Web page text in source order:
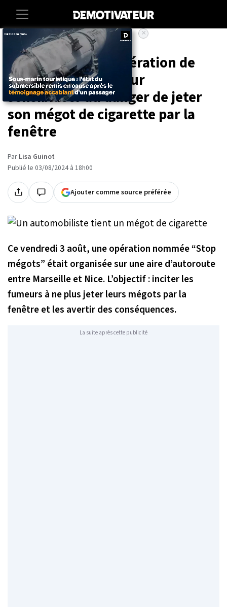
Societe Environnement
Autoroute : une opération de
grande ampleur pour
sensibiliser au danger de jeter
son mégot de cigarette par la
fenêtre
Par Lisa Guinot
Publié le 03/08/2024 à 18h00
Ajouter comme source préférée
Ce vendredi 3 août, une opération nommée “Stop
mégots” était organisée sur une aire d’autoroute
entre Marseille et Nice. L’objectif : inciter les
fumeurs à ne plus jeter leurs mégots par la
fenêtre et les avertir des conséquences.
La suite après cette publicité
×